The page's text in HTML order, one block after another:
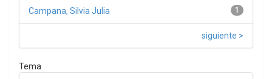
1
Campana, Silvia Julia
siguiente >
Tema